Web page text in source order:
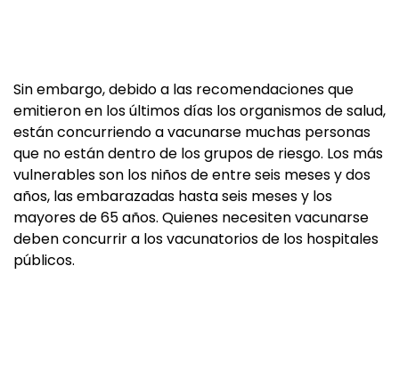
Sin embargo, debido a las recomendaciones que
emitieron en los últimos días los organismos de salud,
están concurriendo a vacunarse muchas personas
que no están dentro de los grupos de riesgo. Los más
vulnerables son los niños de entre seis meses y dos
años, las embarazadas hasta seis meses y los
mayores de 65 años. Quienes necesiten vacunarse
deben concurrir a los vacunatorios de los hospitales
públicos.